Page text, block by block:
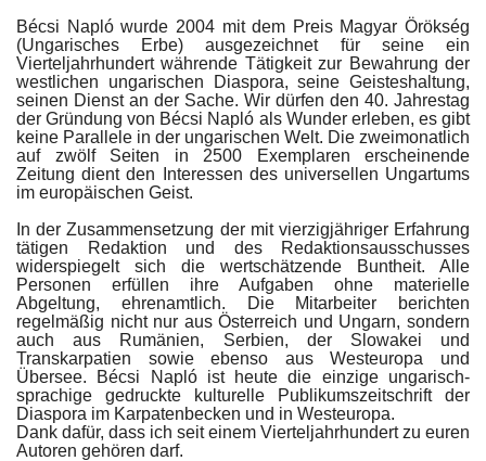
Bécsi Napló wurde 2004 mit dem Preis Magyar Örökség
(Ungarisches Erbe) ausgezeichnet für seine ein
Vierteljahrhundert währende Tätigkeit zur Bewahrung der
westlichen ungarischen Diaspora, seine Geisteshaltung,
seinen Dienst an der Sache. Wir dürfen den 40. Jahrestag
der Gründung von Bécsi Napló als Wunder erleben, es gibt
keine Parallele in der ungarischen Welt. Die zweimonatlich
auf zwölf Seiten in 2500 Exemplaren erscheinende
Zeitung dient den Interessen des universellen Ungartums
im europäischen Geist.
In der Zusammensetzung der mit vierzigjähriger Erfahrung
tätigen Redaktion und des Redaktionsausschusses
widerspiegelt sich die wertschätzende Buntheit. Alle
Personen erfüllen ihre Aufgaben ohne materielle
Abgeltung, ehrenamtlich. Die Mitarbeiter berichten
regelmäßig nicht nur aus Österreich und Ungarn, sondern
auch aus Rumänien, Serbien, der Slowakei und
Transkarpatien sowie ebenso aus Westeuropa und
Übersee. Bécsi Napló ist heute die einzige ungarisch-
sprachige gedruckte kulturelle Publikumszeitschrift der
Diaspora im Karpatenbecken und in Westeuropa.
Dank dafür, dass ich seit einem Vierteljahrhundert zu euren
Autoren gehören darf.